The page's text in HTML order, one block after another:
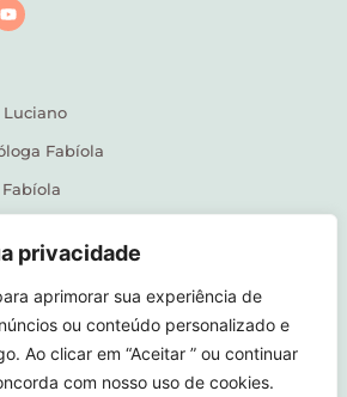
privacidade
aprimorar sua experiência de
ou conteúdo personalizado e
Ao clicar em “Aceitar ” ou continuar
com nosso uso de cookies.
Luciano
Fabíola